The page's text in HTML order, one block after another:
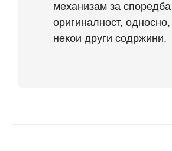
механизам за
оригиналност,
некои други содржини.